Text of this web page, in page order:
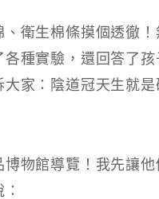
衛生棉條摸個透徹
種實驗，還回答了
家：陰道冠天生就
物館導覽！我先讓